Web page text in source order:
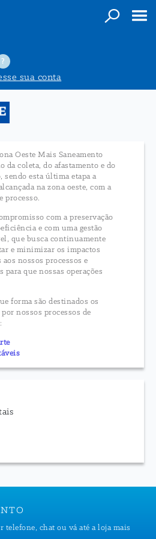
sua conta
Oeste Mais Saneamento
da coleta, do afastamento e do
sendo esta última etapa a
na zona oeste, com a
processo.
com a preservação
e com uma gestão
que busca continuamente
e minimizar os impactos
nossos processos e
para que nossas operações
forma são destinados os
nossos processos de
telefone, chat ou vá até a loja mais